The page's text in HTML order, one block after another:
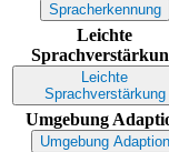
Spracherkennung
Leichte
Leichte
Sprachverstärkung
Umgebung
Umgebung Adaption